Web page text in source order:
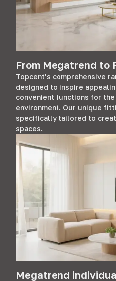
From Megatrend to
Topcent’s comprehensive
designed to inspire
convenient functions for the
environment. Our unique
specifically tailored to
spaces.
Megatrend